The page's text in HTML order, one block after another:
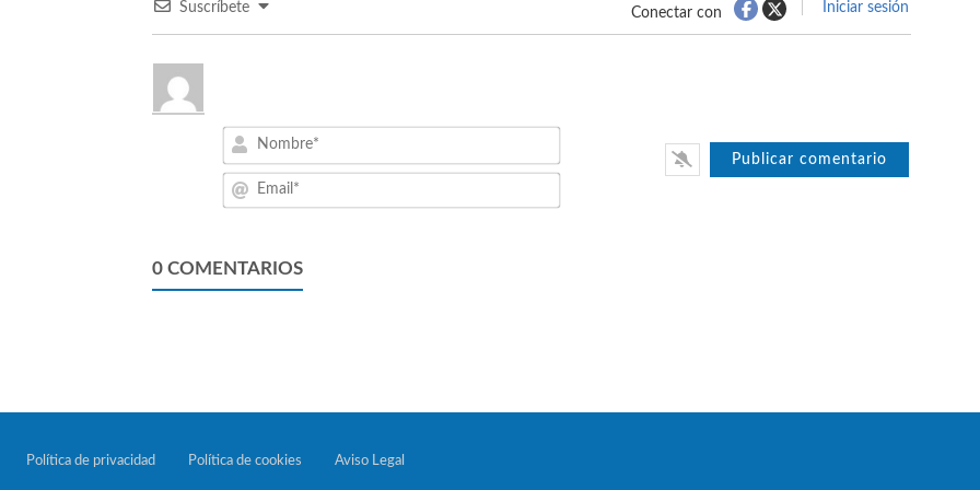
Suscríbete Conectar con Iniciar sesión
Nombre*
Email*
0 COMENTARIOS
Política de privacidad Política de cookies Aviso Legal